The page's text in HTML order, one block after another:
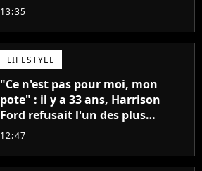
13:35
LIFESTYLE
"Ce n'est pas pour moi, mon
pote" : il y a 33 ans, Harrison
Ford refusait l'un des plus
grands succès de tous les temps
12:47